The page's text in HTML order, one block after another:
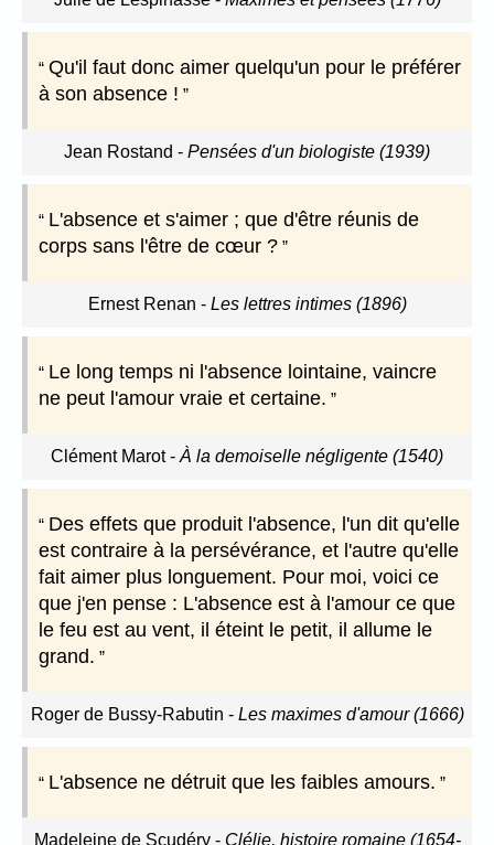
Qu'il faut donc aimer quelqu'un pour le préférer
à son absence !
Jean Rostand - Pensées d'un biologiste (1939)
L'absence et s'aimer ; que d'être réunis de
corps sans l'être de cœur ?
Ernest Renan - Les lettres intimes (1896)
Le long temps ni l'absence lointaine, vaincre
ne peut l'amour vraie et certaine.
Clément Marot- À la demoiselle négligente (1540)
Des effets que produit l'absence, l'un dit qu'elle
est contraire à la persévérance, et l'autre qu'elle
fait aimer plus longuement. Pour moi, voici ce
que j'en pense : L'absence est à l'amour ce que
le feu est au vent, il éteint le petit, il allume le
grand.
Roger de Bussy-Rabutin - Les maximes d'amour (1666)
L'absence ne détruit que les faibles amours.
Madeleine de Scudéry- Clélie, histoire romaine (1654-